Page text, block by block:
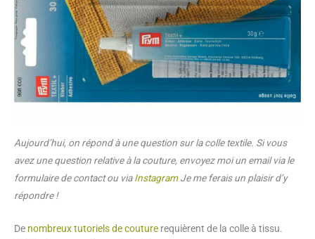
Aujourd’hui, on répond à une question sur la colle textile. Si vous
avez une question relative à la couture, envoyez moi un email via le
formulaire de contact ou viaInstagramJe me ferais un plaisir d’y
répondre !
De nombreux tutoriels de couture requièrent de la colle à tissu.